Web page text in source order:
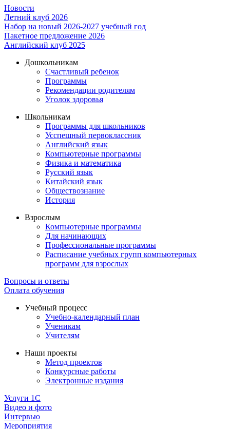
Новости
Летний клуб 2026
Набор на новый 2026-2027 учебный год
Пакетное предложение 2026
Английский клуб 2025
Дошкольникам
Счастливый ребенок
Программы
Рекомендации родителям
Уголок здоровья
Школьникам
Программы для школьников
Усспешный первоклассник
Английский язык
Компьютерные программы
Физика и математика
Русский язык
Китайский язык
Обществознание
История
Взрослым
Компьютерные программы
Для начинающих
Профессиональные программы
Расписание учебных групп компьютерных
программ для взрослых
Вопросы и ответы
Оплата обучения
Учебный процесс
Учебно-календарный план
Ученикам
Учителям
Наши проекты
Метод проектов
Конкурсные работы
Электронные издания
Услуги 1C
Видео и фото
Интервью
Мероприятия